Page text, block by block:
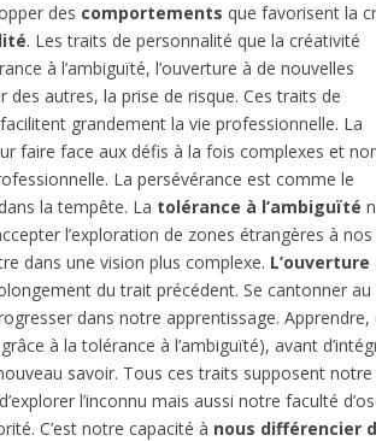
des comportements que favorisent la
. Les traits de personnalité que la créativité
à l’ambiguïté, l’ouverture à de nouvelles
autres, la prise de risque. Ces traits de
grandement la vie professionnelle. La
faire face aux défis à la fois complexes et
La persévérance est comme le
la tempête. La tolérance à l’ambiguïté
l’exploration de zones étrangères à nos
dans une vision plus complexe. L’ouverture
du trait précédent. Se cantonner au
dans notre apprentissage. Apprendre,
à la tolérance à l’ambiguïté), avant
savoir. Tous ces traits supposent notre
d’explorer l’inconnu mais aussi notre faculté
C’est notre capacité à nous différencier